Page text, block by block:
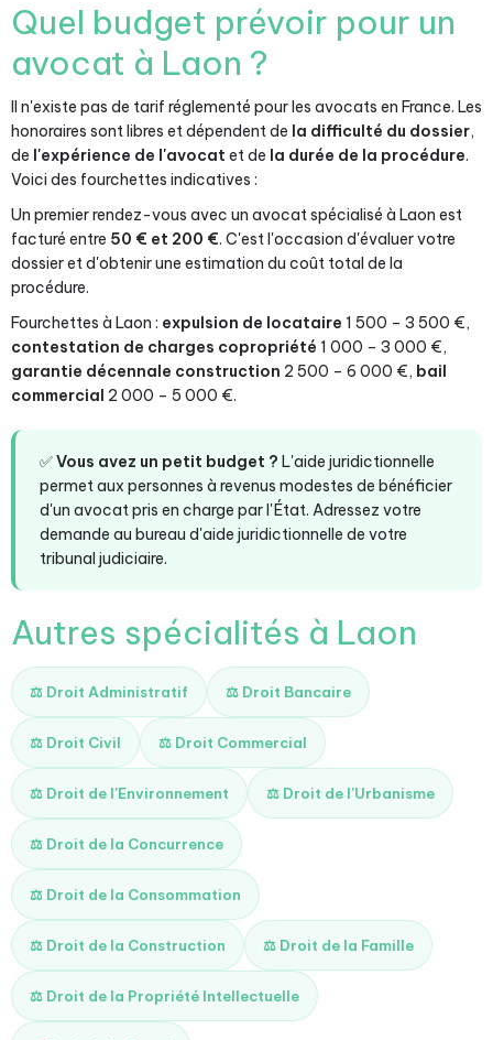
Quel budget prévoir pour un
avocat à Laon ?
Il n'existe pas de tarif réglementé pour les avocats en France. Les
honoraires sont libres et dépendent de la difficulté du dossier,
de l'expérience de l'avocat et de la durée de la procédure.
Voici des fourchettes indicatives :
Un premier rendez-vous avec un avocat spécialisé à Laon est
facturé entre 50 € et 200 €. C'est l'occasion d'évaluer votre
dossier et d'obtenir une estimation du coût total de la
procédure.
Fourchettes à Laon : expulsion de locataire 1 500 – 3 500 €,
contestation de charges copropriété 1 000 – 3 000 €,
garantie décennale construction 2 500 – 6 000 €, bail
commercial 2 000 – 5 000 €.
✅Vous avez un petit budget ? L'aide juridictionnelle
permet aux personnes à revenus modestes de bénéficier
d'un avocat pris en charge par l'État. Adressez votre
demande au bureau d'aide juridictionnelle de votre
tribunal judiciaire.
Autres spécialités à Laon
⚖️ Droit Administratif ⚖️ Droit Bancaire
⚖️ Droit Civil ⚖️ Droit Commercial
⚖️ Droit de l'Environnement ⚖️ Droit de l'Urbanisme
⚖️ Droit de la Concurrence
⚖️ Droit de la Consommation
⚖️ Droit de la Construction ⚖️ Droit de la Famille
⚖️ Droit de la Propriété Intellectuelle